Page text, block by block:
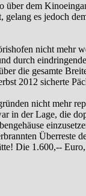
dem
es jedoch
nicht mehr
durch
die gesamte
2012 sicherte
nicht mehr
in der Lage, die
Überreste
Die 1.600,--